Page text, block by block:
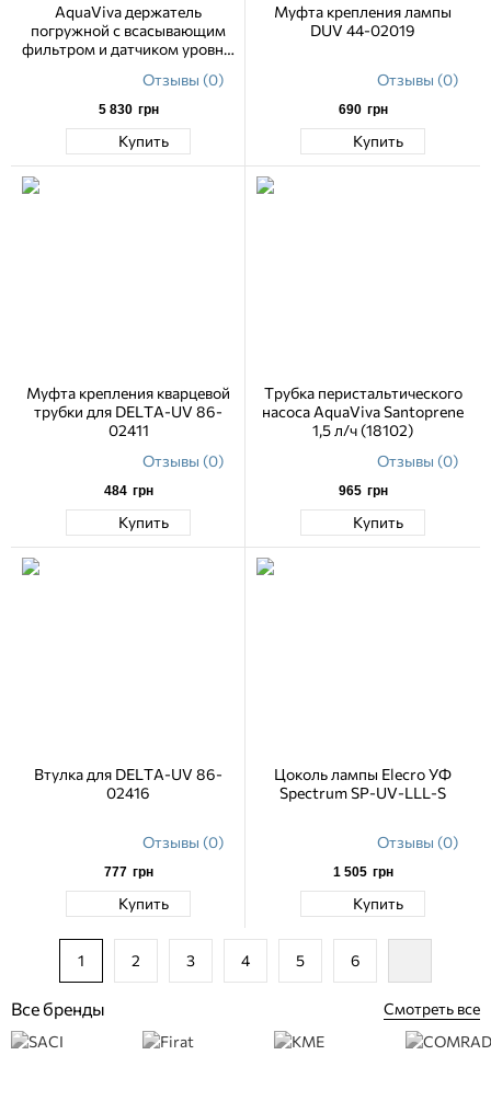
AquaViva держатель
погружной с всасывающим
фильтром и датчиком уровня,
Отзывы (0)
5 830 грн
Купить
Муфта крепления лампы
DUV 44-02019
Отзывы (0)
690 грн
Купить
Муфта крепления кварцевой
трубки для DELTA-UV 86-
02411
Отзывы (0)
484 грн
Купить
Трубка перистальтического
насоса AquaViva Santoprene
1,5 л/ч (18102)
Отзывы (0)
965 грн
Купить
Втулка для DELTA-UV 86-
02416
Отзывы (0)
777 грн
Купить
Цоколь лампы Elecro УФ
Spectrum SP-UV-LLL-S
Отзывы (0)
1 505 грн
Купить
1 2 3 4 5 6
Все бренды Смотреть все